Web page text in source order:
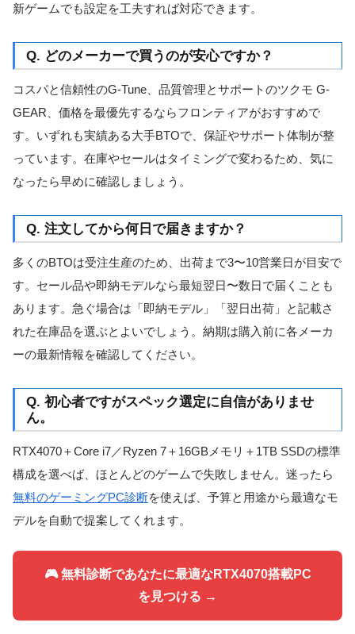
新ゲームでも設定を工夫すれば対応できます。
Q. どのメーカーで買うのが安心ですか？
コスパと信頼性のG-Tune、品質管理とサポートのツクモ G-
GEAR、価格を最優先するならフロンティアがおすすめで
す。いずれも実績ある大手BTOで、保証やサポート体制が整
っています。在庫やセールはタイミングで変わるため、気に
なったら早めに確認しましょう。
Q. 注文してから何日で届きますか？
多くのBTOは受注生産のため、出荷まで3〜10営業日が目安で
す。セール品や即納モデルなら最短翌日〜数日で届くことも
あります。急ぐ場合は「即納モデル」「翌日出荷」と記載さ
れた在庫品を選ぶとよいでしょう。納期は購入前に各メーカ
ーの最新情報を確認してください。
Q. 初心者ですがスペック選定に自信がありませ
ん。
RTX4070＋Core i7／Ryzen 7＋16GBメモリ＋1TB SSDの標準
構成を選べば、ほとんどのゲームで失敗しません。迷ったら
無料のゲーミングPC診断を使えば、予算と用途から最適なモ
デルを自動で提案してくれます。
🎮 無料診断であなたに最適なRTX4070搭載PC
を見つける →